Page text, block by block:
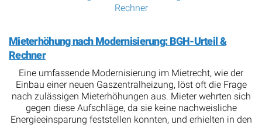
Mieterhöhung nach Modernisierung: BGH-Urteil &
Rechner
Eine umfassende Modernisierung im Mietrecht, wie der
Einbau einer neuen Gaszentralheizung, löst oft die Frage
nach zulässigen Mieterhöhungen aus. Mieter wehrten sich
gegen diese Aufschläge, da sie keine nachweisliche
Energieeinsparung feststellen konnten, und erhielten in den